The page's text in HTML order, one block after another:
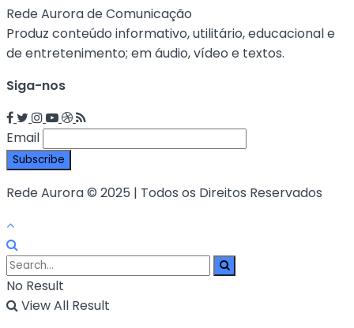
Rede Aurora de Comunicação
Produz conteúdo informativo, utilitário, educacional e
de entretenimento; em áudio, vídeo e textos.
Siga-nos
Email
Rede Aurora © 2025 | Todos os Direitos Reservados
No Result
View All Result